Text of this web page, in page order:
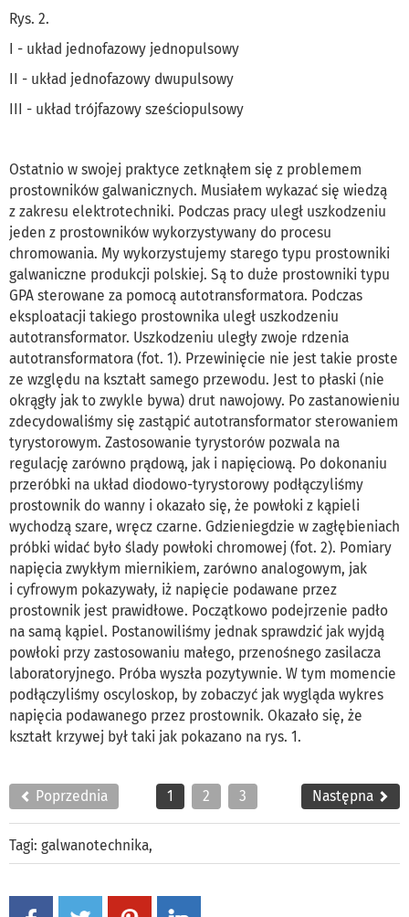
Rys. 2.
I - układ jednofazowy jednopulsowy
II - układ jednofazowy dwupulsowy
III - układ trójfazowy sześciopulsowy
Ostatnio w swojej praktyce zetknąłem się z problemem
prostowników galwanicznych. Musiałem wykazać się wiedzą
z zakresu elektrotechniki. Podczas pracy uległ uszkodzeniu
jeden z prostowników wykorzystywany do procesu
chromowania. My wykorzystujemy starego typu prostowniki
galwaniczne produkcji polskiej. Są to duże prostowniki typu
GPA sterowane za pomocą autotransformatora. Podczas
eksploatacji takiego prostownika uległ uszkodzeniu
autotransformator. Uszkodzeniu uległy zwoje rdzenia
autotransformatora (fot. 1). Przewinięcie nie jest takie proste
ze względu na kształt samego przewodu. Jest to płaski (nie
okrągły jak to zwykle bywa) drut nawojowy. Po zastanowieniu
zdecydowaliśmy się zastąpić autotransformator sterowaniem
tyrystorowym. Zastosowanie tyrystorów pozwala na
regulację zarówno prądową, jak i napięciową. Po dokonaniu
przeróbki na układ diodowo-tyrystorowy podłączyliśmy
prostownik do wanny i okazało się, że powłoki z kąpieli
wychodzą szare, wręcz czarne. Gdzieniegdzie w zagłębieniach
próbki widać było ślady powłoki chromowej (fot. 2). Pomiary
napięcia zwykłym miernikiem, zarówno analogowym, jak
i cyfrowym pokazywały, iż napięcie podawane przez
prostownik jest prawidłowe. Początkowo podejrzenie padło
na samą kąpiel. Postanowiliśmy jednak sprawdzić jak wyjdą
powłoki przy zastosowaniu małego, przenośnego zasilacza
laboratoryjnego. Próba wyszła pozytywnie. W tym momencie
podłączyliśmy oscyloskop, by zobaczyć jak wygląda wykres
napięcia podawanego przez prostownik. Okazało się, że
kształt krzywej był taki jak pokazano na rys. 1.
Poprzednia 1 2 3 Następna
Tagi: galwanotechnika,